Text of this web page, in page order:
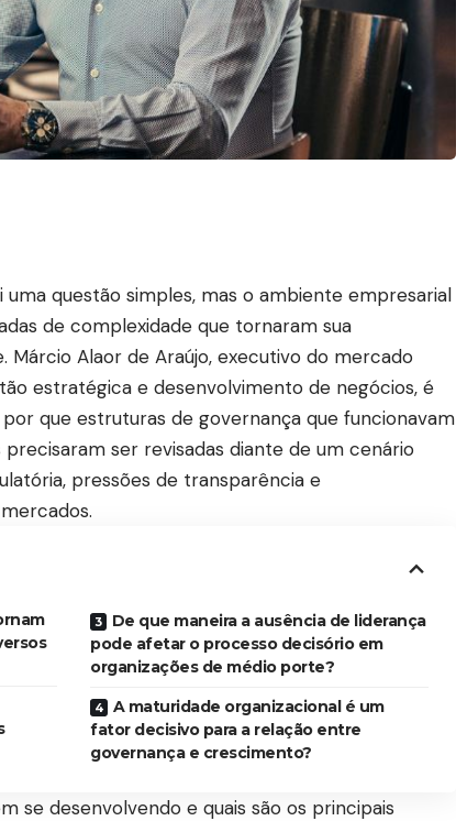
questão simples, mas o ambiente empresarial
de complexidade que tornaram sua
Márcio Alaor de Araújo, executivo do mercado
estratégica e desenvolvimento de negócios, é
que estruturas de governança que funcionavam
ser revisadas diante de um cenário
pressões de transparência e
De que maneira a ausência de liderança
pode afetar o processo decisório em
organizações de médio porte?
A maturidade organizacional é um
fator decisivo para a relação entre
governança e crescimento?
se desenvolvendo e quais são os principais